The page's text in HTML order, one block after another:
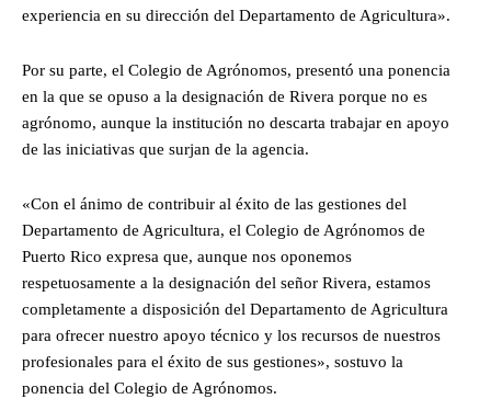
experiencia en su dirección del Departamento de Agricultura».
Por su parte, el Colegio de Agrónomos, presentó una ponencia
en la que se opuso a la designación de Rivera porque no es
agrónomo, aunque la institución no descarta trabajar en apoyo
de las iniciativas que surjan de la agencia.
«Con el ánimo de contribuir al éxito de las gestiones del
Departamento de Agricultura, el Colegio de Agrónomos de
Puerto Rico expresa que, aunque nos oponemos
respetuosamente a la designación del señor Rivera, estamos
completamente a disposición del Departamento de Agricultura
para ofrecer nuestro apoyo técnico y los recursos de nuestros
profesionales para el éxito de sus gestiones», sostuvo la
ponencia del Colegio de Agrónomos.